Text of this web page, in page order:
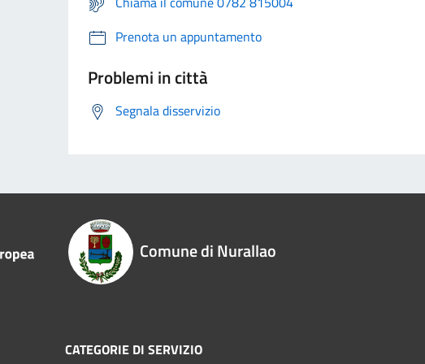
Prenota un appuntamento
Problemi in città
Segnala disservizio
Comune di Nurallao
CATEGORIE DI SERVIZIO